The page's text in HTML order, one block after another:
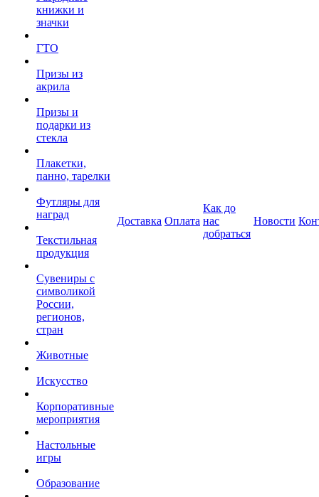
книжки и
значки
ГТО
Призы из
акрила
Призы и
подарки из
стекла
Плакетки,
панно, тарелки
Футляры для
наград
Текстильная
продукция
Сувениры с
символикой
России,
регионов,
стран
Животные
Искусство
Корпоративные
мероприятия
Настольные
игры
Образование
Доставка Оплата
Как до
нас
добраться
Новости